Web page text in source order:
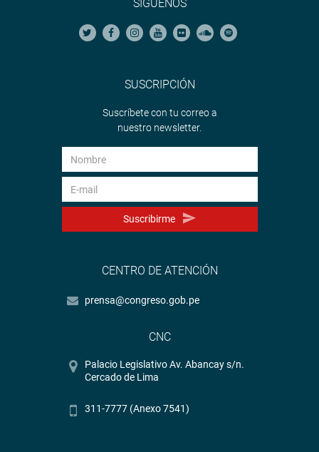
SÍGUENOS
SUSCRIPCIÓN
Suscríbete con tu correo a
nuestro newsletter.
Suscribirme
CENTRO DE ATENCIÓN
prensa@congreso.gob.pe
CNC
Palacio Legislativo Av. Abancay s/n.
Cercado de Lima
311-7777 (Anexo 7541)